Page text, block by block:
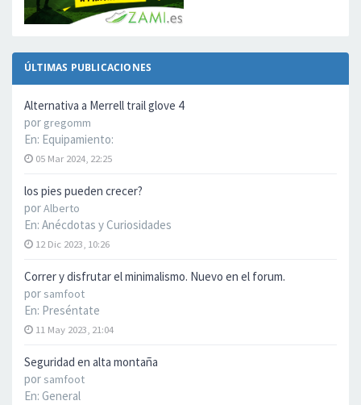
ÚLTIMAS PUBLICACIONES
Alternativa a Merrell trail glove 4
por gregomm
En: Equipamiento:
05 Mar 2024, 22:25
los pies pueden crecer?
porAlberto
En: Anécdotas y Curiosidades
12 Dic 2023, 10:26
Correr y disfrutar el minimalismo. Nuevo en el forum.
por samfoot
En: Preséntate
11 May 2023, 21:04
Seguridad en alta montaña
por samfoot
En: General